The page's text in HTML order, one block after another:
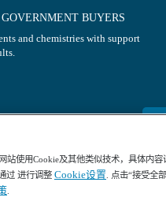
BUYERS
and chemistries with support
器
/沪ICP备13034148号-4/
应急管危经许[2023]201871
站使用Cookie及其他类似技术，具体内
过 进行调整 Cookie设置. 点击“接受全
.